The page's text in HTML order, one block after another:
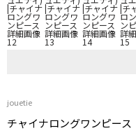
jouetie
チャイナロングワンピース